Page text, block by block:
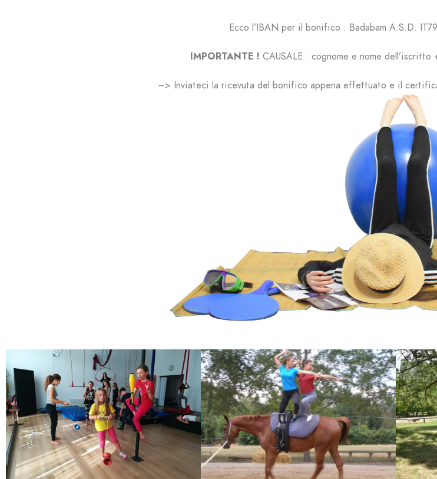
Ecco l’IBAN per il bonifico : Badabam A.S.D.
IMPORTANTE ! CAUSALE : cognome e nome
–> Inviateci la ricevuta del bonifico appena effettuato e il